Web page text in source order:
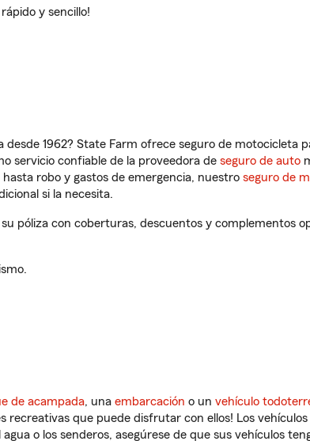
rápido y sencillo!
1962? State Farm ofrece seguro de motocicleta
servicio confiable de la proveedora de seguro de auto
robo y gastos de emergencia, nuestro seguro de
si la necesita.
póliza con coberturas, descuentos y complementos
de acampada, una embarcación o un vehículo
recreativas que puede disfrutar con ellos! Los
o los senderos, asegúrese de que sus vehículos